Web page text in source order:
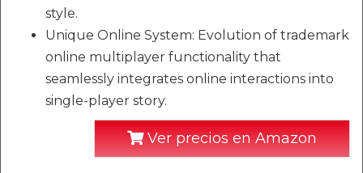
style.
Unique Online System: Evolution of trademark
online multiplayer functionality that
seamlessly integrates online interactions into
single-player story.
Ver precios en Amazon